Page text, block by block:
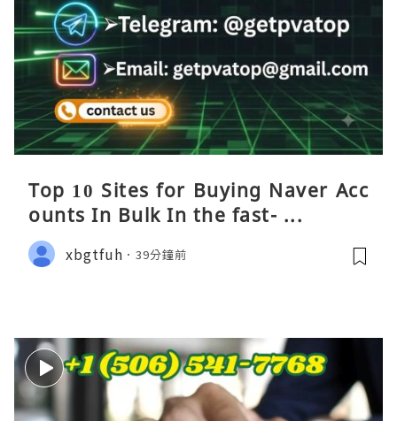
Top 10 Sites for Buying Naver Acc
ounts In Bulk In the fast- ...
xbgtfuh 39分鐘前